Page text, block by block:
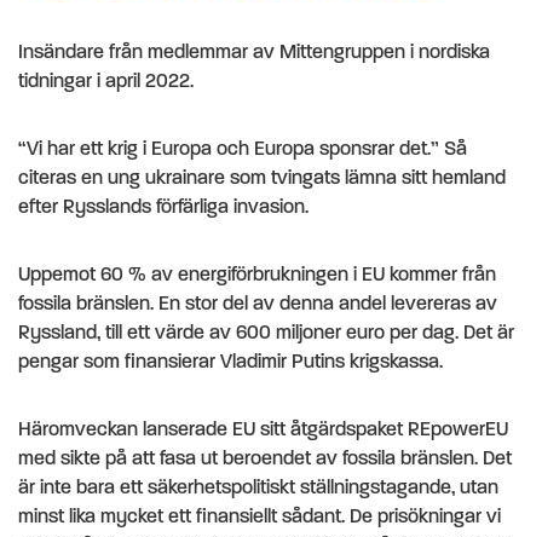
Insändare från medlemmar av Mittengruppen i nordiska
tidningar i april 2022.
“Vi har ett krig i Europa och Europa sponsrar det.” Så
citeras en ung ukrainare som tvingats lämna sitt hemland
efter Rysslands förfärliga invasion.
Uppemot 60 % av energiförbrukningen i EU kommer från
fossila bränslen. En stor del av denna andel levereras av
Ryssland, till ett värde av 600 miljoner euro per dag. Det är
pengar som finansierar Vladimir Putins krigskassa.
Häromveckan lanserade EU sitt åtgärdspaket REpowerEU
med sikte på att fasa ut beroendet av fossila bränslen. Det
är inte bara ett säkerhetspolitiskt ställningstagande, utan
minst lika mycket ett finansiellt sådant. De prisökningar vi